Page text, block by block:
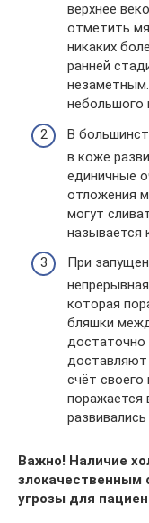
верхнее
отметить
никаких
ранней
небольшого
В
в коже
единичные
отложения
могут
называется
При
которая
бляшки
достаточно
доставляют
счёт
поражается
Важно! Наличие
злокачественным
угрозы для